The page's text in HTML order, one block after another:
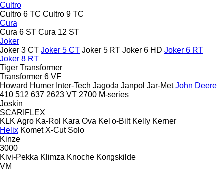
Cultro
Cultro 6 TC Cultro 9 TC
Cura
Cura 6 ST Cura 12 ST
Joker
Joker 3 CT Joker 5 CT Joker 5 RT Joker 6 HD Joker 6 RT
Joker 8 RT
Tiger Transformer
Transformer 6 VF
Howard Humer Inter-Tech Jagoda Janpol Jar-Met John Deere
410 512 637 2623 VT 2700 M-series
Joskin
SCARIFLEX
KLK Agro Ka-Rol Kara Ova Kello-Bilt Kelly Kerner
Helix Komet X-Cut Solo
Kinze
3000
Kivi-Pekka Klimza Knoche Kongskilde
VM